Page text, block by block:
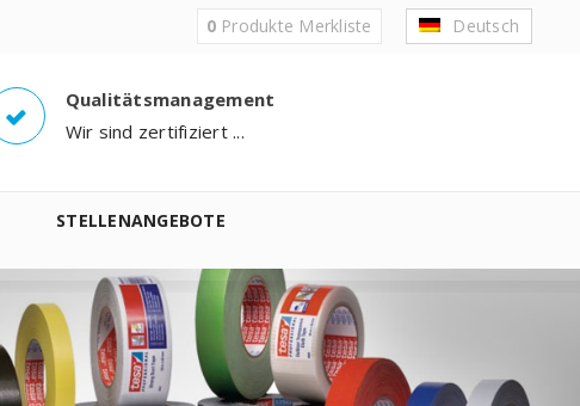
0Produkte Merkliste Deutsch
Qualitätsmanagement
Wir sind zertifiziert ...
STELLENANGEBOTE